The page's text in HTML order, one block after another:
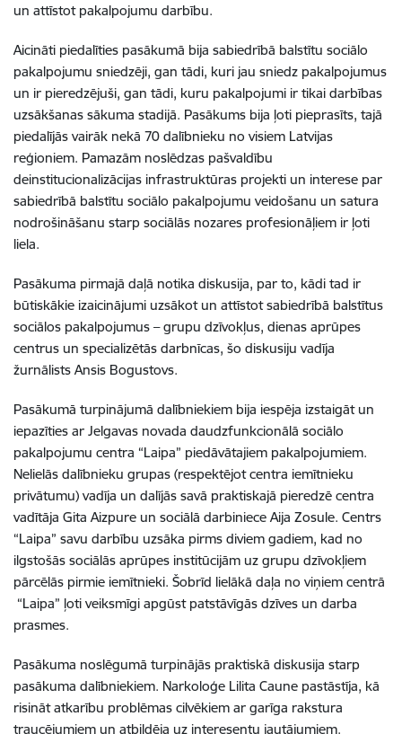
un attīstot pakalpojumu darbību.
Aicināti piedalīties pasākumā bija sabiedrībā balstītu sociālo
pakalpojumu sniedzēji, gan tādi, kuri jau sniedz pakalpojumus
un ir pieredzējuši, gan tādi, kuru pakalpojumi ir tikai darbības
uzsākšanas sākuma stadijā. Pasākums bija ļoti pieprasīts, tajā
piedalījās vairāk nekā 70 dalībnieku no visiem Latvijas
reģioniem. Pamazām noslēdzas pašvaldību
deinstitucionalizācijas infrastruktūras projekti un interese par
sabiedrībā balstītu sociālo pakalpojumu veidošanu un satura
nodrošināšanu starp sociālās nozares profesionāļiem ir ļoti
liela.
Pasākuma pirmajā daļā notika diskusija, par to, kādi tad ir
būtiskākie izaicinājumi uzsākot un attīstot sabiedrībā balstītus
sociālos pakalpojumus – grupu dzīvokļus, dienas aprūpes
centrus un specializētās darbnīcas, šo diskusiju vadīja
žurnālists Ansis Bogustovs.
Pasākumā turpinājumā dalībniekiem bija iespēja izstaigāt un
iepazīties ar Jelgavas novada daudzfunkcionālā sociālo
pakalpojumu centra “Laipa” piedāvātajiem pakalpojumiem.
Nelielās dalībnieku grupas (respektējot centra iemītnieku
privātumu) vadīja un dalījās savā praktiskajā pieredzē centra
vadītāja Gita Aizpure un sociālā darbiniece Aija Zosule. Centrs
“Laipa” savu darbību uzsāka pirms diviem gadiem, kad no
ilgstošās sociālās aprūpes institūcijām uz grupu dzīvokļiem
pārcēlās pirmie iemītnieki. Šobrīd lielākā daļa no viņiem centrā
“Laipa” ļoti veiksmīgi apgūst patstāvīgās dzīves un darba
prasmes.
Pasākuma noslēgumā turpinājās praktiskā diskusija starp
pasākuma dalībniekiem. Narkoloģe Lilita Caune pastāstīja, kā
risināt atkarību problēmas cilvēkiem ar garīga rakstura
traucējumiem un atbildēja uz interesentu jautājumiem.